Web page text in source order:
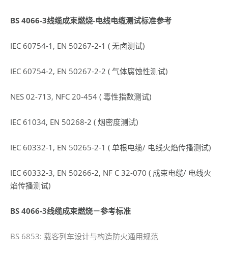
BS 4066-3线缆成束燃烧-电线电缆测试标准参考
IEC 60754-1, EN 50267-2-1 ( 无卤测试)
IEC 60754-2, EN 50267-2-2 ( 气体腐蚀性测试)
NES 02-713, NFC 20-454 ( 毒性指数测试)
IEC 61034, EN 50268-2 ( 烟密度测试)
IEC 60332-1, EN 50265-2-1 ( 单根电缆/ 电线火焰传播测试)
IEC 60332-3, EN 50266-2, NF C 32-070 ( 成束电缆/ 电线火
焰传播测试)
BS 4066-3线缆成束燃烧－参考标准
BS 6853: 载客列车设计与构造防火通用规范